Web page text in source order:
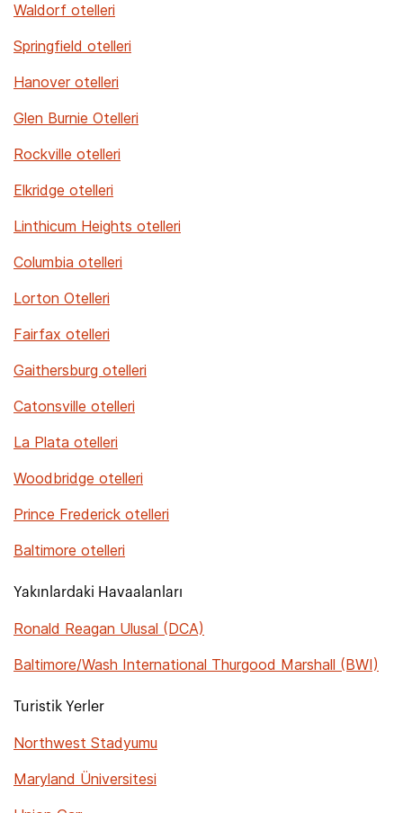
Waldorf otelleri
Springfield otelleri
Hanover otelleri
Glen Burnie Otelleri
Rockville otelleri
Elkridge otelleri
Linthicum Heights otelleri
Columbia otelleri
Lorton Otelleri
Fairfax otelleri
Gaithersburg otelleri
Catonsville otelleri
La Plata otelleri
Woodbridge otelleri
Prince Frederick otelleri
Baltimore otelleri
Yakınlardaki Havaalanları
Ronald Reagan Ulusal (DCA)
Baltimore/Wash International Thurgood Marshall (BWI)
Turistik Yerler
Northwest Stadyumu
Maryland Üniversitesi